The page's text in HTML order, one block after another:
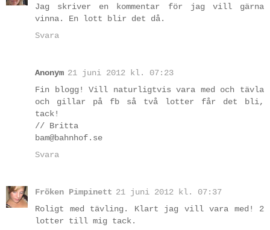
Jag skriver en kommentar för jag vill gärna
vinna. En lott blir det då.
Svara
Anonym 21 juni 2012 kl. 07:23
Fin blogg! Vill naturligtvis vara med och tävla
och gillar på fb så två lotter får det bli,
tack!
// Britta
bam@bahnhof.se
Svara
Fröken Pimpinett 21 juni 2012 kl. 07:37
Roligt med tävling. Klart jag vill vara med! 2
lotter till mig tack.